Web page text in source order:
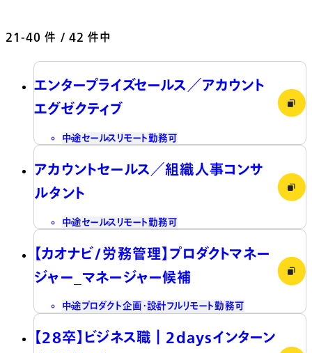
21-40 件 / 42 件中
エンタープライズセールス／アカウント
エグゼクティブ
中途セールス リモート勤務可
アカウントセールス／組織人事コンサ
ルタント
中途セールス リモート勤務可
【カオナビ/労務管理】プロダクトマネー
ジャー_マネージャー候補
中途プロダクト企画・設計フルリモート勤務可
【28卒】ビジネス職┃2daysインターン